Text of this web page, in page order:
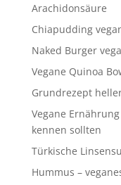
Arachidonsäure
Chiapudding
Naked Burger
Vegane Quinoa
Grundrezept
Vegane
kennen sollten
Türkische
Hummus –